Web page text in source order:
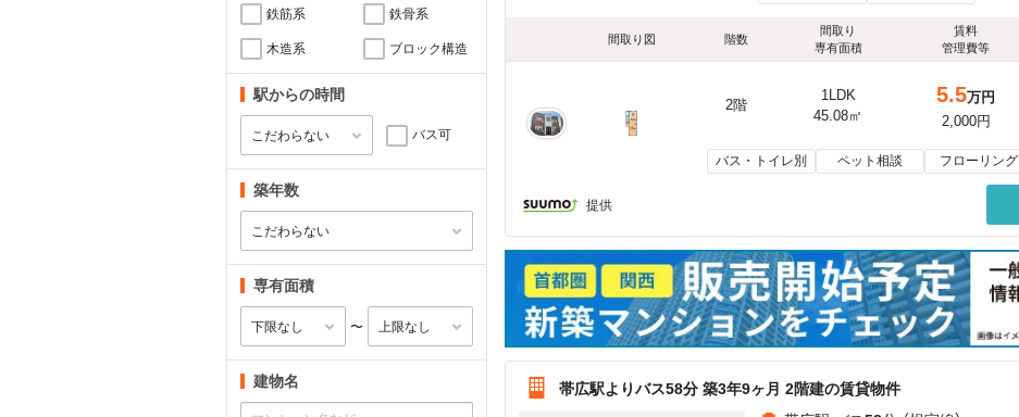
鉄筋系 鉄骨系
木造系 ブロック構造
駅からの時間
バス可
築年数
専有面積
〜
建物名
間取り図 階数
間取り
専有面積
賃料
管理費等
2階
1LDK
45.08㎡
5.5万円
2,000円
バス・トイレ別 ペット相談 フローリング
提供
帯広駅よりバス58分 築3年9ヶ月 2階建の賃貸物件